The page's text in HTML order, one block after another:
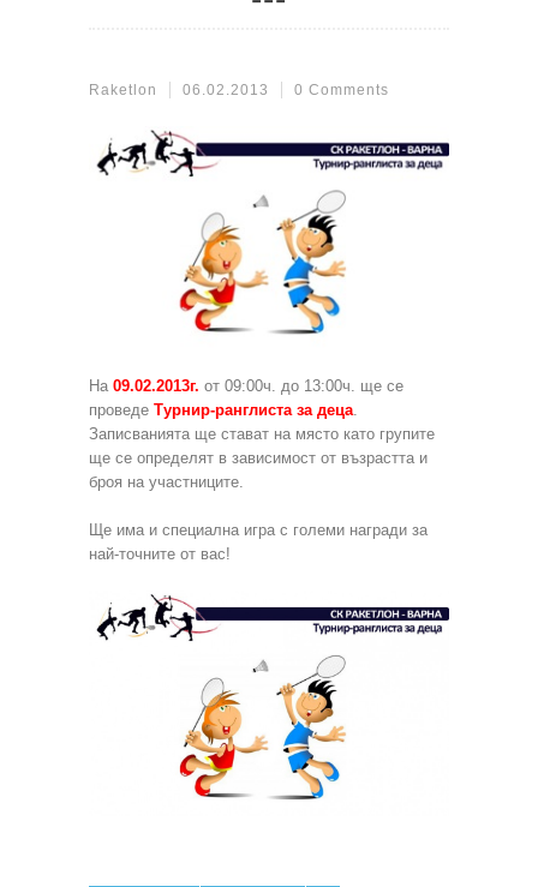
Raketlon 06.02.2013 0 Comments
На 09.02.2013г. от 09:00ч. до 13:00ч. ще се
проведе Турнир-ранглиста за деца.
Записванията ще стават на място като групите
ще се определят в зависимост от възрастта и
броя на участниците.
Ще има и специална игра с големи награди за
най-точните от вас!